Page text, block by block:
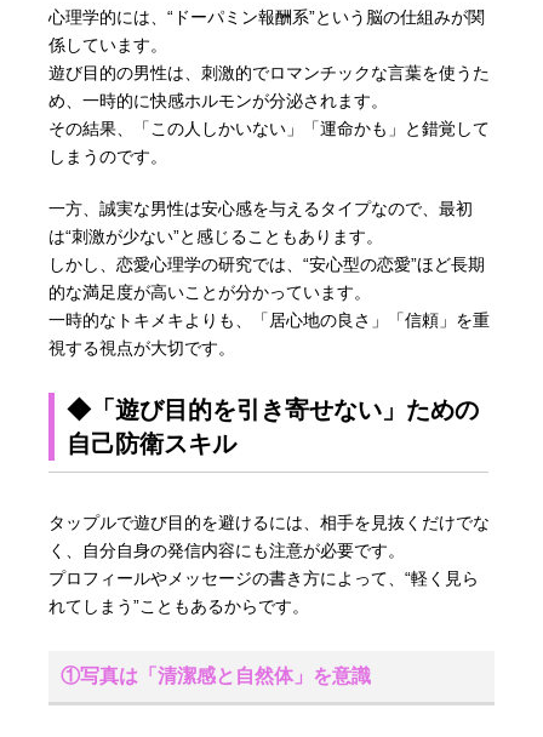
心理学的には、“ドーパミン報酬系”という脳の仕組みが関
係しています。
遊び目的の男性は、刺激的でロマンチックな言葉を使うた
め、一時的に快感ホルモンが分泌されます。
その結果、「この人しかいない」「運命かも」と錯覚して
しまうのです。
一方、誠実な男性は安心感を与えるタイプなので、最初
は“刺激が少ない”と感じることもあります。
しかし、恋愛心理学の研究では、“安心型の恋愛”ほど長期
的な満足度が高いことが分かっています。
一時的なトキメキよりも、「居心地の良さ」「信頼」を重
視する視点が大切です。
◆「遊び目的を引き寄せない」ための
自己防衛スキル
タップルで遊び目的を避けるには、相手を見抜くだけでな
く、自分自身の発信内容にも注意が必要です。
プロフィールやメッセージの書き方によって、“軽く見ら
れてしまう”こともあるからです。
①写真は「清潔感と自然体」を意識